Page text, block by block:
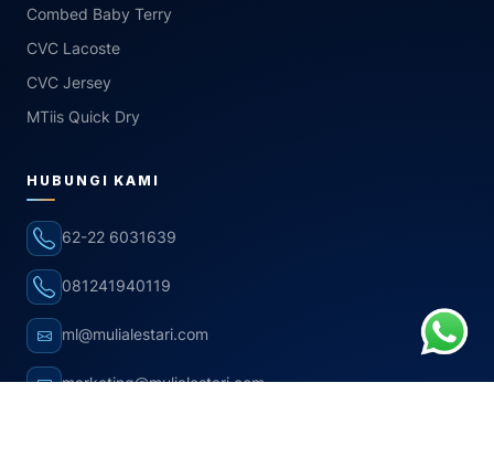
Combed Baby Terry
CVC Lacoste
CVC Jersey
MTiis Quick Dry
HUBUNGI KAMI
62-22 6031639
081241940119
ml@mulialestari.com
marketing@mulialestari.com